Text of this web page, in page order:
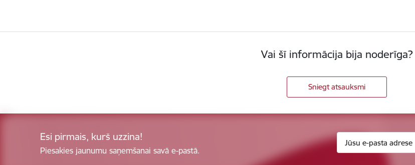
Vai šī informācija bija noderīga?
Sniegt atsauksmi
Esi pirmais, kurš uzzina!
Piesakies jaunumu saņemšanai savā e-pastā.